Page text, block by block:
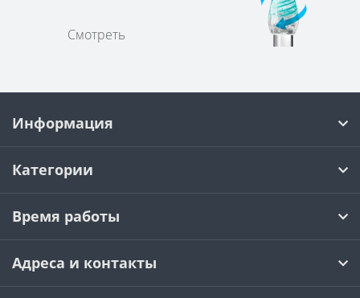
Смотреть
Информация
Категории
Время работы
Адреса и контакты